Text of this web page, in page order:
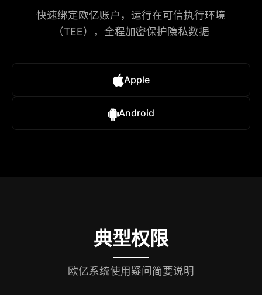
快速绑定欧亿账户，运行在可信执行环境
（TEE），全程加密保护隐私数据
Apple
Android
典型权限
欧亿系统使用疑问简要说明